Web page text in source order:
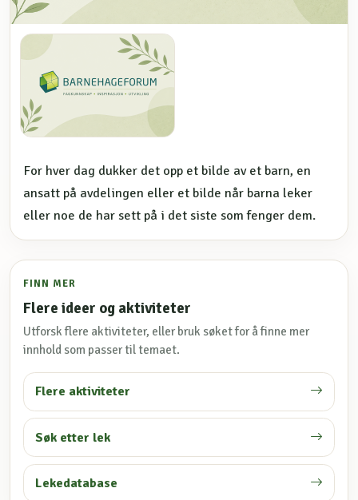
For hver dag dukker det opp et bilde av et barn, en
ansatt på avdelingen eller et bilde når barna leker
eller noe de har sett på i det siste som fenger dem.
FINN MER
Flere ideer og aktiviteter
Utforsk flere aktiviteter, eller bruk søket for å finne mer
innhold som passer til temaet.
Flere aktiviteter
Søk etter lek
Lekedatabase